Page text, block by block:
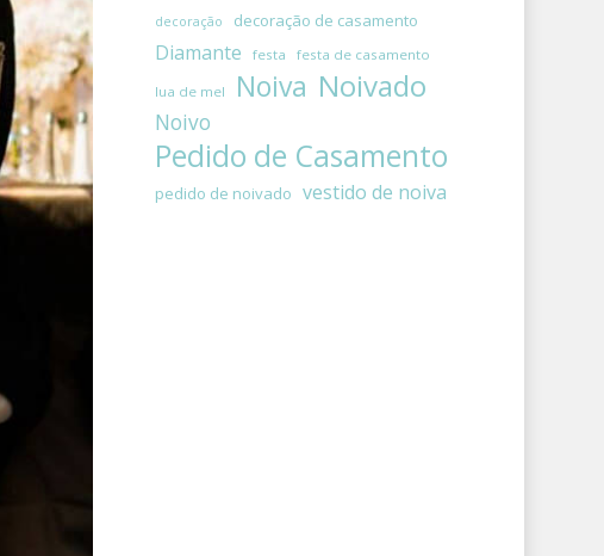
decoração decoração de casamento
Diamante festa festa de casamento
lua de mel Noiva Noivado
Noivo
Pedido de Casamento
pedido de noivado vestido de noiva